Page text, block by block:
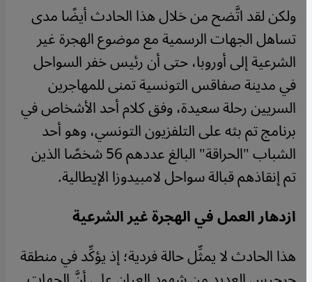
​​ولكن لقد اتَّضح من خلال هذا الحادث أيضًا مدى
تساهل الجهات الرسمية مع موضوع الهجرة غير
الشرعية إلى أوروبا، حتى أن رئيس خفر السواحل
في مدينة صفاقس التونسية تمنى للمهاجرين
السريين رحلة سعيدة، وفق كلام أحد الأشخاص في
برنامج تم بثه على التلفزيون التونسي، وهو أحد
الشباب "الحراقة" البالغ عددهم 56 شخصًا الذين
تم إنقاذهم قبالة سواحل لامبيدوزا الإيطالية.
ازدهار العمل في الهجرة غير الشرعية
هذا الحادث لا يمثِّل حالة فردية؛ إذ يؤكِّد في منطقة